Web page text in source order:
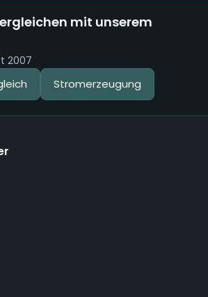
mit unserem
2007
Stromerzeugung